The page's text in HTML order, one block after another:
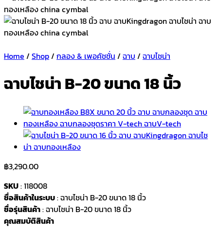
Home / Shop/ กลอง & เพอคัชชั่น / ฉาบ / ฉาบไชน่า
ฉาบไชน่า B-20 ขนาด 18 นิ้ว
฿3,290.00
SKU: 118008
ชื่อสินค้าในระบบ: ฉาบไชน่า B-20 ขนาด 18 นิ้ว
ชื่อรุ่นสินค้า: ฉาบไชน่า B-20 ขนาด 18 นิ้ว
คุณสมบัติสินค้า